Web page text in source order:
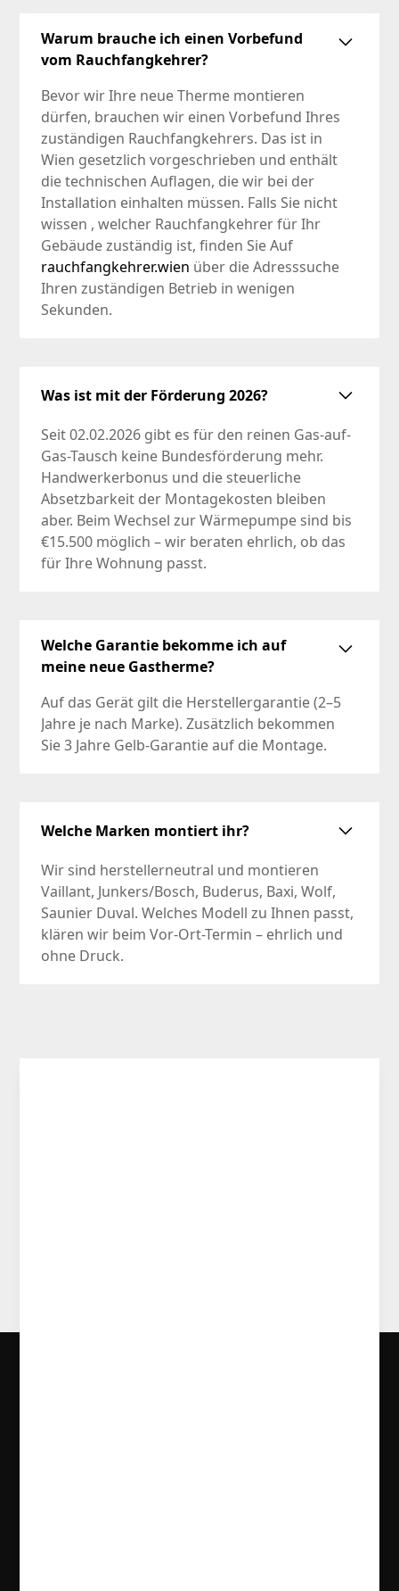
Warum brauche ich einen Vorbefund
vom Rauchfangkehrer?
Bevor wir Ihre neue Therme montieren
dürfen, brauchen wir einen Vorbefund Ihres
zuständigen Rauchfangkehrers. Das ist in
Wien gesetzlich vorgeschrieben und enthält
die technischen Auflagen, die wir bei der
Installation einhalten müssen. Falls Sie nicht
wissen , welcher Rauchfangkehrer für Ihr
Gebäude zuständig ist, finden Sie Auf
rauchfangkehrer.wien über die Adresssuche
Ihren zuständigen Betrieb in wenigen
Sekunden.
Was ist mit der Förderung 2026?
Seit 02.02.2026 gibt es für den reinen Gas-auf-
Gas-Tausch keine Bundesförderung mehr.
Handwerkerbonus und die steuerliche
Absetzbarkeit der Montagekosten bleiben
aber. Beim Wechsel zur Wärmepumpe sind bis
€15.500 möglich – wir beraten ehrlich, ob das
für Ihre Wohnung passt.
Welche Garantie bekomme ich auf
meine neue Gastherme?
Auf das Gerät gilt die Herstellergarantie (2–5
Jahre je nach Marke). Zusätzlich bekommen
Sie 3 Jahre Gelb-Garantie auf die Montage.
Welche Marken montiert ihr?
Wir sind herstellerneutral und montieren
Vaillant, Junkers/Bosch, Buderus, Baxi, Wolf,
Saunier Duval. Welches Modell zu Ihnen passt,
klären wir beim Vor-Ort-Termin – ehrlich und
ohne Druck.